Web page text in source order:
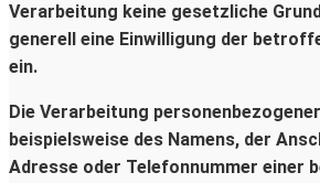
Verarbeitung keine gesetzliche
generell eine Einwilligung der
ein.
Die Verarbeitung
beispielsweise des Namens, der
Adresse oder Telefonnummer einer